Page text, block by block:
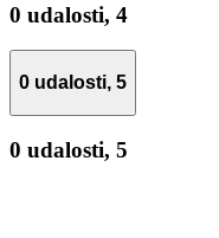
0 udalosti, 4
0 udalosti, 5
0 udalosti, 5